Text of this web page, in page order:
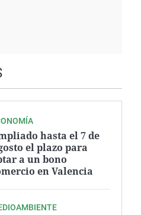
hasta el 7 de
el plazo para
a un bono
en Valencia